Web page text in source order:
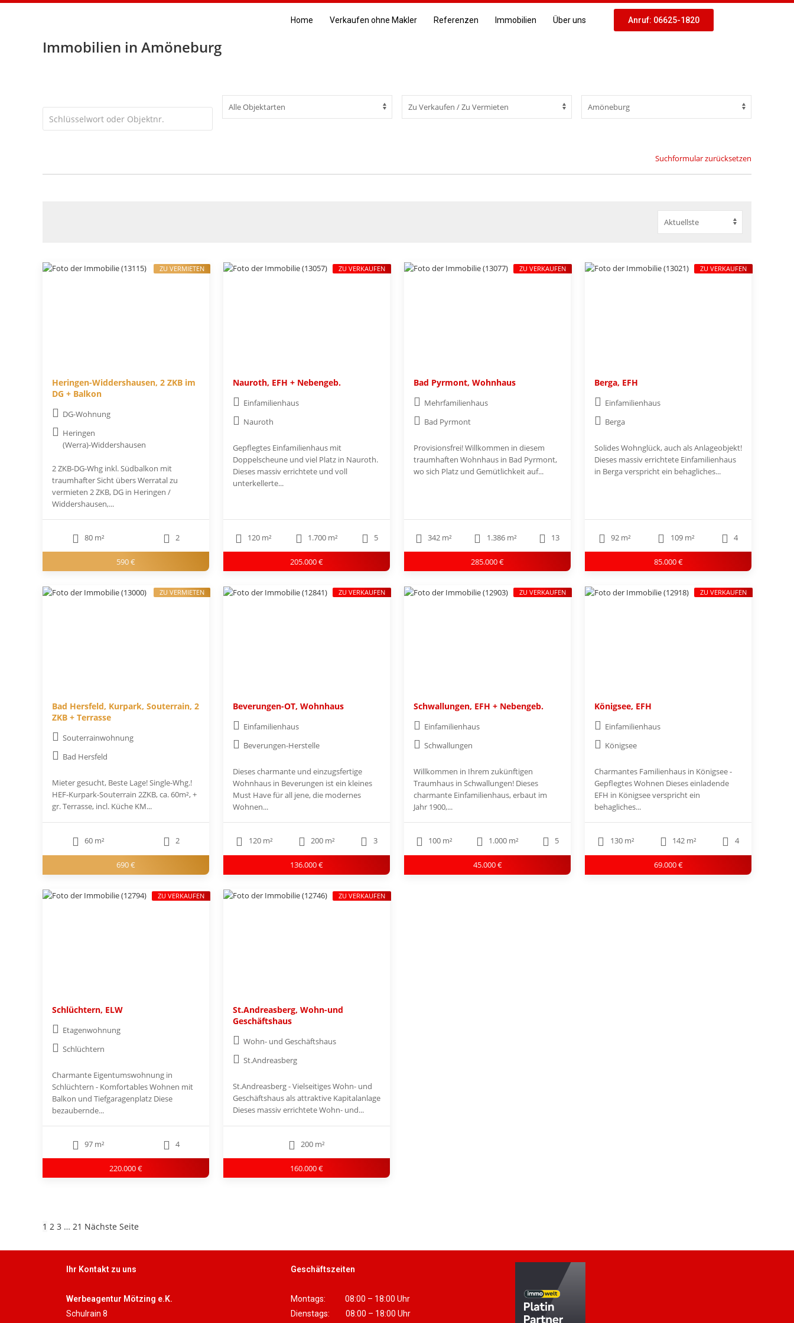
Home Verkaufen ohne Makler Referenzen Immobilien Über uns Anruf: 06625-1820
Immobilien in Amöneburg
Suchformular zurücksetzen
Heringen-Widdershausen, 2 ZKB im
DG + Balkon
DG-Wohnung
Heringen
(Werra)-Widdershausen
2 ZKB-DG-Whg inkl. Südbalkon mit
traumhafter Sicht übers Werratal zu
vermieten 2 ZKB, DG in Heringen /
Widdershausen,...
80 m² 2
590 €
ZU VERMIETEN
Nauroth, EFH + Nebengeb.
Einfamilienhaus
Nauroth
Gepflegtes Einfamilienhaus mit
Doppelscheune und viel Platz in Nauroth.
Dieses massiv errichtete und voll
unterkellerte...
120 m² 1.700 m² 5
205.000 €
ZU VERKAUFEN
Bad Pyrmont, Wohnhaus
Mehrfamilienhaus
Bad Pyrmont
Provisionsfrei! Willkommen in diesem
traumhaften Wohnhaus in Bad Pyrmont,
wo sich Platz und Gemütlichkeit auf...
342 m² 1.386 m² 13
285.000 €
ZU VERKAUFEN
Berga, EFH
Einfamilienhaus
Berga
Solides Wohnglück, auch als Anlageobjekt!
Dieses massiv errichtete Einfamilienhaus
in Berga verspricht ein behagliches...
92 m² 109 m² 4
85.000 €
ZU VERKAUFEN
Bad Hersfeld, Kurpark, Souterrain, 2
ZKB + Terrasse
Souterrainwohnung
Bad Hersfeld
Mieter gesucht, Beste Lage! Single-Whg.!
HEF-Kurpark-Souterrain 2ZKB, ca. 60m², +
gr. Terrasse, incl. Küche KM...
60 m² 2
690 €
ZU VERMIETEN
Beverungen-OT, Wohnhaus
Einfamilienhaus
Beverungen-Herstelle
Dieses charmante und einzugsfertige
Wohnhaus in Beverungen ist ein kleines
Must Have für all jene, die modernes
Wohnen...
120 m² 200 m² 3
136.000 €
ZU VERKAUFEN
Schwallungen, EFH + Nebengeb.
Einfamilienhaus
Schwallungen
Willkommen in Ihrem zukünftigen
Traumhaus in Schwallungen! Dieses
charmante Einfamilienhaus, erbaut im
Jahr 1900,...
100 m² 1.000 m² 5
45.000 €
ZU VERKAUFEN
Königsee, EFH
Einfamilienhaus
Königsee
Charmantes Familienhaus in Königsee -
Gepflegtes Wohnen Dieses einladende
EFH in Königsee verspricht ein
behagliches...
130 m² 142 m² 4
69.000 €
ZU VERKAUFEN
Schlüchtern, ELW
Etagenwohnung
Schlüchtern
Charmante Eigentumswohnung in
Schlüchtern - Komfortables Wohnen mit
Balkon und Tiefgaragenplatz Diese
bezaubernde...
97 m² 4
220.000 €
ZU VERKAUFEN
St.Andreasberg, Wohn-und
Geschäftshaus
Wohn- und Geschäftshaus
St.Andreasberg
St.Andreasberg - Vielseitiges Wohn- und
Geschäftshaus als attraktive Kapitalanlage
Dieses massiv errichtete Wohn- und...
200 m²
160.000 €
ZU VERKAUFEN
1 2 3 … 21 Nächste Seite
Ihr Kontakt zu uns
Werbeagentur Mötzing e.K.
Schulrain 8
Geschäftszeiten
Montags: 08:00 – 18:00 Uhr
Dienstags: 08:00 – 18:00 Uhr